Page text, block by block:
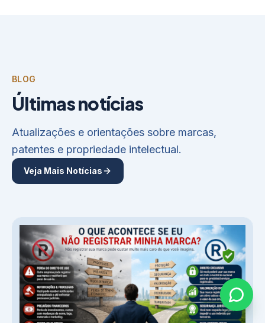
BLOG
Últimas notícias
Atualizações e orientações sobre marcas,
patentes e propriedade intelectual.
Veja Mais Notícias